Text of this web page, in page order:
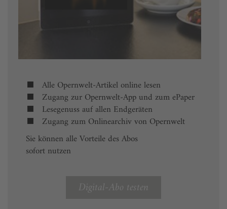
Alle Opernwelt-Artikel online lesen
Zugang zur Opernwelt-App und zum ePaper
Lesegenuss auf allen Endgeräten
Zugang zum Onlinearchiv von Opernwelt
Sie können alle Vorteile des Abos
sofort nutzen
Digital-Abo testen